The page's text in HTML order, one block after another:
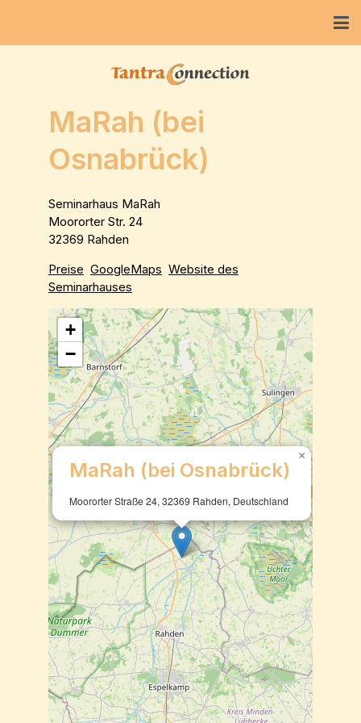
MaRah (bei
Osnabrück)
Seminarhaus MaRah
Moororter Str. 24
32369 Rahden
Preise GoogleMaps Website des
Seminarhauses
MaRah (bei Osnabrück)
Moororter Straße 24, 32369 Rahden, Deutschland
×
+
−